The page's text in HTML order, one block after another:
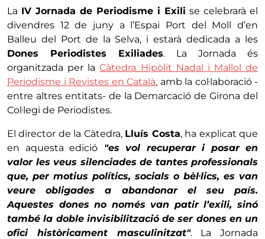
La IV Jornada de Periodisme i Exili se celebrarà el
divendres 12 de juny a l’Espai Port del Moll d’en
Balleu del Port de la Selva, i estarà dedicada a les
Dones Periodistes Exiliades. La Jornada és
organitzada per laCàtedra Hipòlit Nadal i Mallol de
Periodisme i Revistes en Català, amb la col·laboració -
entre altres entitats- de la Demarcació de Girona del
Col·legi de Periodistes.
El director de la Càtedra, Lluís Costa, ha explicat que
en aquesta edició "es vol recuperar i posar en
valor les veus silenciades de tantes professionals
que, per motius polítics, socials o bèl·lics, es van
veure obligades a abandonar el seu país.
Aquestes dones no només van patir l’exili, sinó
també la doble invisibilització de ser dones en un
ofici històricament masculinitzat". La Jornada